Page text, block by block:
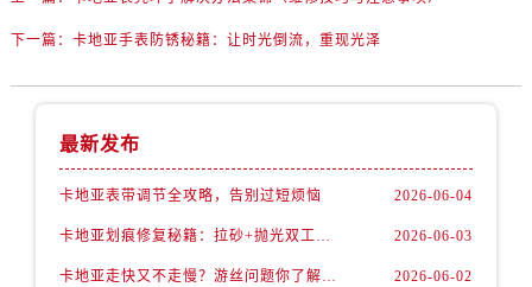
下一篇： 卡地亚手表防锈秘籍：让时光倒流，重现光泽
最新发布
卡地亚表带调节全攻略，告别过短烦恼 2026-06-04
卡地亚划痕修复秘籍：拉砂+抛光双工艺还原如新 2026-06-03
卡地亚走快又不走慢？游丝问题你了解多少？ 2026-06-02